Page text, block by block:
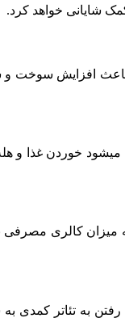
شایانی خواهد کرد.
افزایش سوخت و
می‏شود خوردن غذا
کالری مصرفی
کالری است. اگر حدود 15 دقیقه شما